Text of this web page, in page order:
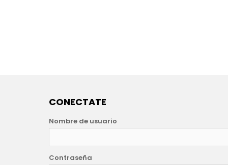
CONECTATE
Nombre de usuario
Contraseña